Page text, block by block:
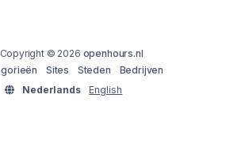
Copyright © 2026 openhours.nl
Sites Steden
Bedrijven
Nederlands
English